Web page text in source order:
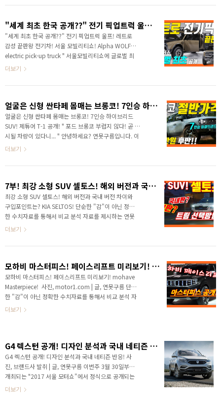
많은 관심을 받았죠! 과연 어떤 얼굴로 달라졌는데.. 빠르
요! 전기차의 이름은 상표권 등록한 현황을 통해서 미리
알려드렸죠? 토레스 EVX로 출시가 되었습니다. 기존 토
레스 틀에 한 줄의 긴 DRL이 추가 되었는데.. 예상보다 파
격적인 모습으로 변신했습니다. 한 줄로 길게 연결된 디
것 같은데.. 양쪽 끝은 좀 더 길고 중..
"세계 최초 한국 공개??" 전기 픽업트럭 울프! 레트로 감성 끝판왕 전기차! 서울 모빌리티쇼! Alpha WOLF electric pick-up truck
"세계 최초 한국 공개??" 전기 픽업트럭 울프! 레트로
감성 끝판왕 전기차! 서울 모빌리티쇼! Alpha WOLF
electric pick-up truck " 서울모빌리티쇼에 글로벌 최
초로 선보일 전기 픽업트럭 " 서울 모터쇼! 서울 모빌리
레트로한 전기차를 만드는 스타트업 알파모터에서 글로
한 소식을 빠르게 만나보세요! 이 회사가 선보인 전기차
는 클래식한 레트로 디자인이라서 전혀 전기차처럼 보
이지 않는 디자인이 특징입니다. 어떤 경쟁력을 갖추고
있을지.. 영상으로 빠르게 만나보세요! 영상으로 정확한
정하셔야 신차 정보를 자동으로 받아볼 수 있습니다..
더보기
얼굴은 신형 싼타페 몸매는 브롱코! 7인승 하이브리드 SUV! 제튜어 T-1 공개!
얼굴은 신형 싼타페 몸매는 브롱코! 7인승 하이브리드
SUV! 제튜어 T-1 공개! " 포드 브롱코 부럽지 않다! 곧 출
시될 차량이 있다니... " 안녕하세요? 연못구름입니다. 이
번 달에는 자동차를 좋아하는 분들이라면 저처럼 정말 즐
정말 오랜만에 #서울모터쇼 #서울모빌리티쇼 가 개최됩
었기 때문에 이번에는 정말 다양한 신차가 공개됩니다.
정확한 소식을 가장 빠르게 영상으로 만나보세요! 그리고
글로벌에서 가장 큰 시장인 중국은 다음 달 4월에 #상하
이모터쇼 가 개최되는데, 가장 큰 시장이라서 글로벌의
니다. 상하이 모터쇼에서 주목할 차량이 있습..
더보기
7부! 최강 소형 SUV 셀토스! 해외 버전과 국내 버전 차이와 구입포인트는? KIA SELTOS!
최강 소형 SUV 셀토스! 해외 버전과 국내 버전 차이와
구입포인트는? KIA SELTOS! 단순한 "감"이 아닌 정확
한 수치자료를 통해서 비교 분석 자료를 제시하는 연못
구름입니다! # 영상 보기 안녕하세요? 연못구름입니다!
드디어 공개가 되었습니다. 국내 버전이 공개되기 전에
먼저 알려드렸는데, 연못구름은 놀라운 경쟁력에 때문
에 연신 우와~ 우와~라는 감탄사를 자주 하게 되었던 것
같습니다. ​ ​사실 국내에서 지금까지 출시된 소형 차량을
보면, 디자인이 아쉽거나, 편의사양이나 최첨단 주행 장
된 셀토스의 경우, 세그먼트를 넘어서 국내에 출시된 ..
더보기
모하비 마스터피스! 페이스리프트 미리보기! mohave Masterpiece!
모하비 마스터피스! 페이스리프트 미리보기! mohave
Masterpiece! ​ 사진, motor1.com | 글, 연못구름 단순
한 "감"이 아닌 정확한 수치자료를 통해서 비교 분석 자
료를 제시하는 연못구름입니다! #. 풀 체인지급 파격 변
터쇼"를 통해서 드디어 모습을 공개했습니다. ▲
SOURCE : MOTOR1.COM 최초로 공개된 마스터 피스
의 경우, 모하비 페이스리프트 양산차가 선보이기 전의
마지막 콘셉트 정도로 참고하시면 좋을 것 같습니다. ▲
팰리세이드 콘셉트 / 그랜드 마스터 비슷한 사례가 최근
출시된 팰리세이드의 마지막 콘셉트라고 할..
더보기
G4 렉스턴 공개! 디자인 분석과 국내 네티즌 반응!
G4 렉스턴 공개! 디자인 분석과 국내 네티즌 반응! 사
진, 브랜드사 발취 | 글, 연못구름 이번주 3월 30일부터
개최되는 "2017 서울 모터쇼"에서 정식으로 공개되는
렉스턴 후속 Y400이 언론을 통해서 먼저 공개가 되었습
더보기